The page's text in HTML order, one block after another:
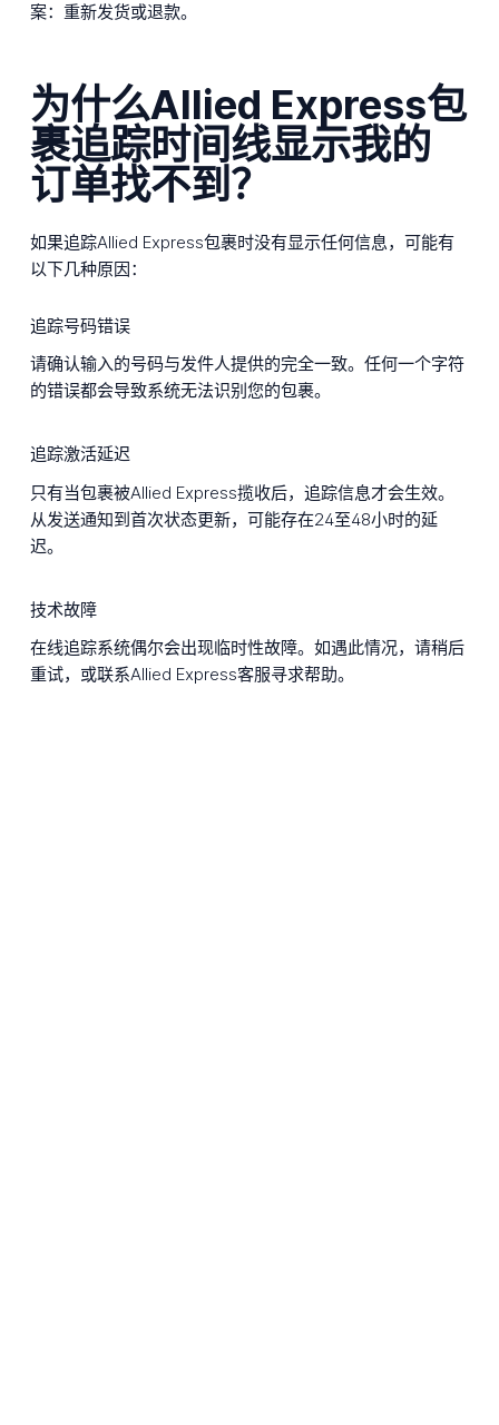
案：重新发货或退款。
为什么Allied Express包
裹追踪时间线显示我的
订单找不到？
如果追踪Allied Express包裹时没有显示任何信息，可能有
以下几种原因：
追踪号码错误
请确认输入的号码与发件人提供的完全一致。任何一个字符
的错误都会导致系统无法识别您的包裹。
追踪激活延迟
只有当包裹被Allied Express揽收后，追踪信息才会生效。
从发送通知到首次状态更新，可能存在24至48小时的延
迟。
技术故障
在线追踪系统偶尔会出现临时性故障。如遇此情况，请稍后
重试，或联系Allied Express客服寻求帮助。